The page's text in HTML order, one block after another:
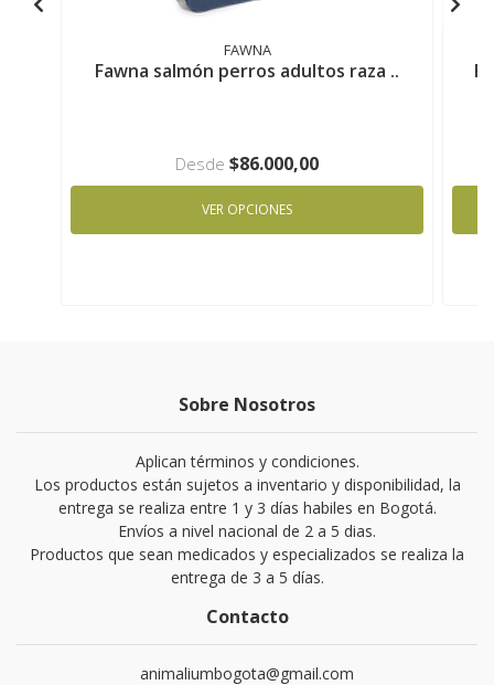
FAWNA
Fawna salmón perros adultos raza ..
Desde $86.000,00
VER OPCIONES
Sobre Nosotros
Aplican términos y condiciones.
Los productos están sujetos a inventario y disponibilidad, la
entrega se realiza entre 1 y 3 días habiles en Bogotá.
Envíos a nivel nacional de 2 a 5 dias.
Productos que sean medicados y especializados se realiza la
entrega de 3 a 5 días.
Contacto
animaliumbogota@gmail.com